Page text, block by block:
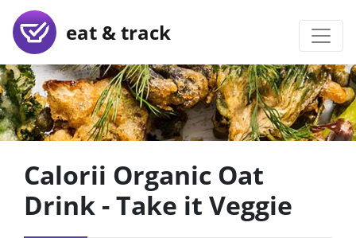
eat & track
Calorii Organic Oat
Drink - Take it Veggie